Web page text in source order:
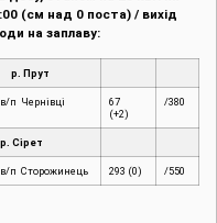
(см над 0 поста) / вихід
на заплаву:
р. Прут
в/п Чернівці
67
(+2)
/380
р. Сірет
в/п Сторожинець 293 (0) /550